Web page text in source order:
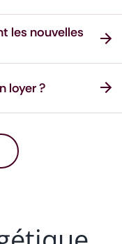
les nouvelles
loyer ?